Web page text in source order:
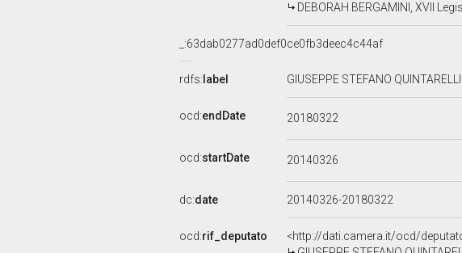
DEBORAH BERGAMINI, XVII
_:63dab0277ad0def0ce0fb3deec4c44af
rdfs: label GIUSEPPE STEFANO
ocd:endDate 20180322
ocd:startDate 20140326
dc:date 20140326-20180322
ocd:rif_deputato
<http://dati.camera.it/ocd/